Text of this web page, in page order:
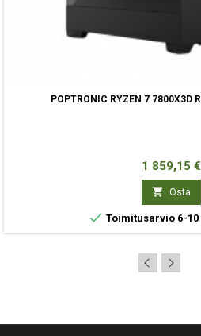
POPTRONIC RYZEN 7 7800X3D
Hinta
1 859,15 €
 Osta
 Toimitusarvio 6-10